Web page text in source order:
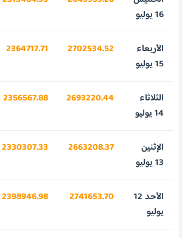
16 يوليو
الأربعاء
15 يوليو
2702534.52
2364717.71
الثلاثاء
14 يوليو
2693220.44
2356567.88
الإثنين
13 يوليو
2663208.37
2330307.33
الأحد 12
يوليو
2741653.70
2398946.98